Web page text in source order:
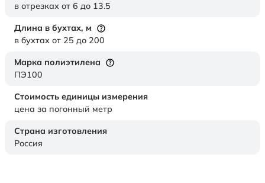
в отрезках от 6 до 13.5
Длина в бухтах, м
в бухтах от 25 до 200
Марка полиэтилена
ПЭ100
Стоимость единицы измерения
цена за погонный метр
Страна изготовления
Россия